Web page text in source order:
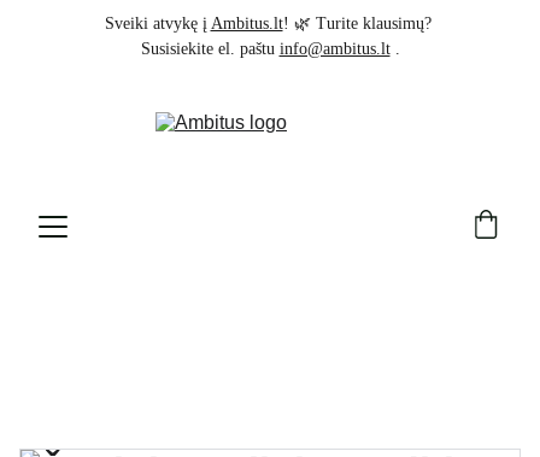
Sveiki atvykę į Ambitus.lt! 🌿 Turite klausimų?
Susisiekite el. paštu info@ambitus.lt .